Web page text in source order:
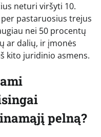
neturi viršyti 10.
pastaruosius trejus
nei 50 procentų
ar dalių, ir įmonės
kito juridinio asmens.
pelną?